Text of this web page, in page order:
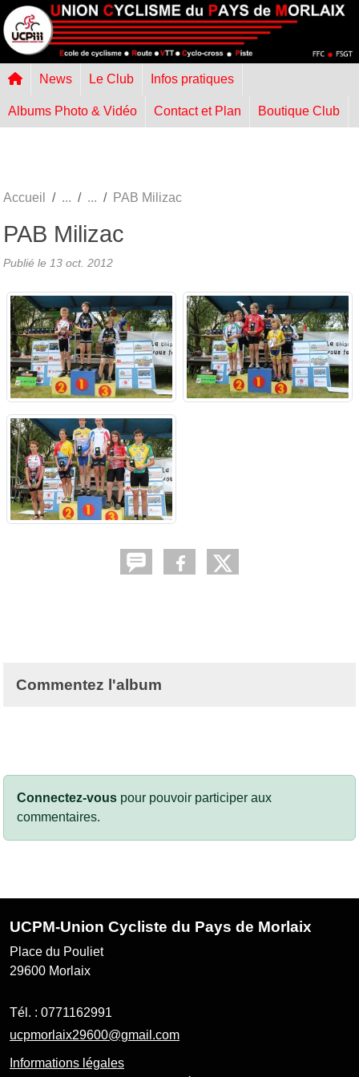
News Le Club Infos pratiques
Albums Photo & Vidéo Contact et Plan Boutique Club
Accueil PAB Milizac
PAB Milizac
Publié le 13 oct. 2012
Commentez l'album
Connectez-vous pour pouvoir participer aux
commentaires.
UCPM-Union Cycliste du Pays de Morlaix
Place du Pouliet
29600 Morlaix
Tél. : 0771162991
ucpmorlaix29600@gmail.com
Informations légales
Panneau de gestion des cookies